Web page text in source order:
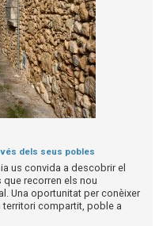
dels seus pobles
us convida a descobrir el
que recorren els nou
Una oportunitat per conèixer
compartit, poble a